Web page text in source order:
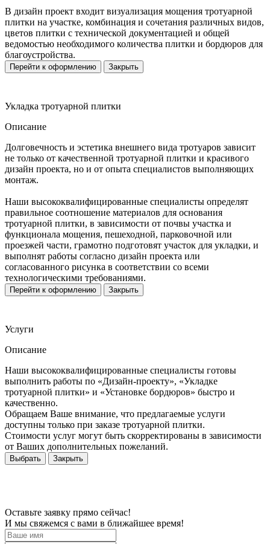
В дизайн проект входит визуализация мощения тротуарной
плитки на участке, комбинация и сочетания различных видов,
цветов плитки с технической документацией и общей
ведомостью необходимого количества плитки и бордюров для
благоустройства.
Перейти к оформлению Закрыть
Укладка тротуарной плитки
Описание
Долговечность и эстетика внешнего вида тротуаров зависит
не только от качественной тротуарной плитки и красивого
дизайн проекта, но и от опыта специалистов выполняющих
монтаж.
Наши высококвалифицированные специалисты определят
правильное соотношение материалов для основания
тротуарной плитки, в зависимости от почвы участка и
функционала мощения, пешеходной, парковочной или
проезжей части, грамотно подготовят участок для укладки, и
выполнят работы согласно дизайн проекта или
согласованного рисунка в соответствии со всеми
технологическими требованиями.
Перейти к оформлению Закрыть
Услуги
Описание
Наши высококвалифицированные специалисты готовы
выполнить работы по «Дизайн-проекту», «Укладке
тротуарной плитки» и «Установке бордюров» быстро и
качественно.
Обращаем Ваше внимание, что предлагаемые услуги
доступны только при заказе тротуарной плитки.
Стоимости услуг могут быть скорректированы в зависимости
от Ваших дополнительных пожеланий.
Выбрать Закрыть
Оставьте заявку прямо сейчас!
И мы свяжемся с вами в ближайшее время!